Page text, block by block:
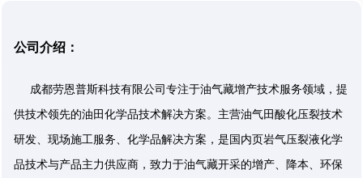
公司介绍：
成都劳恩普斯科技有限公司专注于油气藏增产技术服务领域，提
供技术领先的油田化学品技术解决方案。主营油气田酸化压裂技术
研发、现场施工服务、化学品解决方案，是国内页岩气压裂液化学
品技术与产品主力供应商，致力于油气藏开采的增产、降本、环保